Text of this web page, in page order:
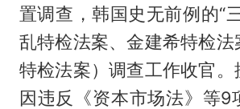
置调查，韩国史无前例的“
乱特检法案、金建希特检法
特检法案）调查工作收官。
因违反《资本市场法》等9